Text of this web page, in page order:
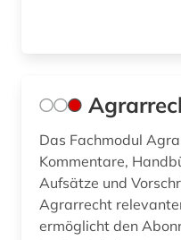
corona (2)
covid (1)
covid-19 (2)
Das Fachmodul
Kommentare,
Aufsätze und
Agrarrecht
ermöglicht den